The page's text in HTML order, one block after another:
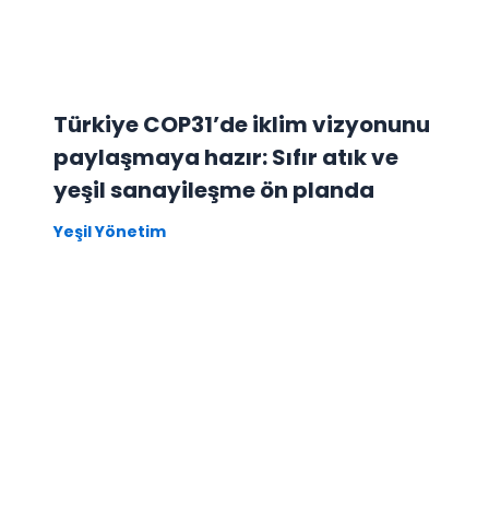
Türkiye COP31’de iklim vizyonunu
paylaşmaya hazır: Sıfır atık ve
yeşil sanayileşme ön planda
Yeşil Yönetim